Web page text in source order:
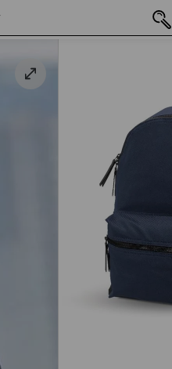
modrá 1 369,72